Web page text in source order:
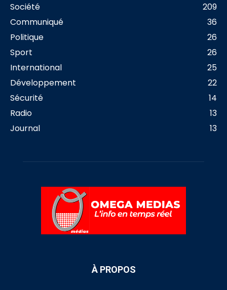
Société
209
Communiqué
36
Politique
26
Sport
26
International
25
Développement
22
Sécurité
14
Radio
13
Journal
13
À PROPOS